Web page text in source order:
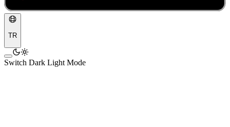
TR
Switch Dark Light Mode